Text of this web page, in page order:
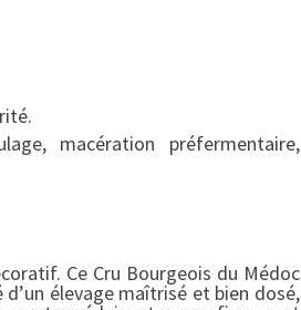
macération préfermentaire,
Ce Cru Bourgeois du Médoc
élevage maîtrisé et bien dosé,